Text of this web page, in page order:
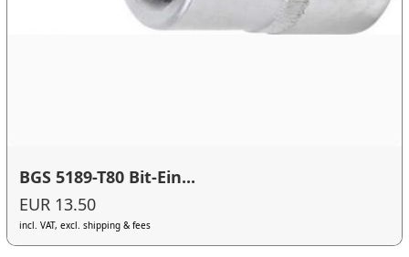
BGS 5189-T80 Bit-Ein...
EUR 13.50
incl. VAT, excl. shipping & fees